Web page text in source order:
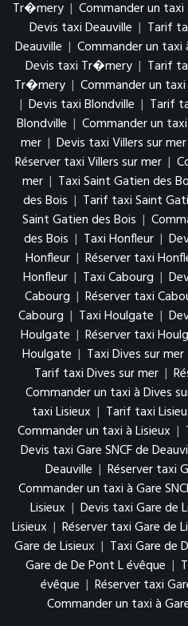
Tr�mery | Commander un
Devis taxi Deauville | Tarif
Deauville | Commander un taxi
Devis taxi Tr�mery | Tarif
Tr�mery | Commander un
| Devis taxi Blondville | Tarif
Blondville | Commander un
mer | Devis taxi Villers sur mer
Réserver taxi Villers sur mer |
mer | Taxi Saint Gatien des
des Bois | Tarif taxi Saint
Saint Gatien des Bois |
des Bois | Taxi Honfleur |
Honfleur | Réserver taxi
Honfleur | Taxi Cabourg |
Cabourg | Réserver taxi
Cabourg | Taxi Houlgate |
Houlgate | Réserver taxi
Houlgate | Taxi Dives sur mer
Tarif taxi Dives sur mer |
Commander un taxi à Dives
taxi Lisieux | Tarif taxi
Commander un taxi à Lisieux |
Devis taxi Gare SNCF de
Deauville | Réserver taxi
Commander un taxi à Gare
Lisieux | Devis taxi Gare de
Lisieux | Réserver taxi Gare de
Gare de Lisieux | Taxi Gare de
Gare de De Pont L évêque |
évêque | Réserver taxi
Commander un taxi à